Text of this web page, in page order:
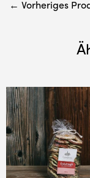
← Vorheriges